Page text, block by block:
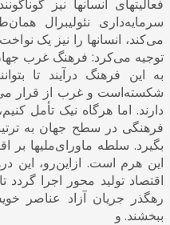
فعالیتهای انسانها نیز
سرمایه‌داری نئولیبرال
می‌کند، انسانها را نیز یک
توجیه می‌کرد: فرهنگ غرب
به این فرهنگ درآیند تا
شکسته‌است و غرب از قرار
دارند. اما هرگاه نیک تأمل
فرهنگی در سطح جهان به
بگیرد. سلطه ماورای‌ملیها بر
این هرم است. ازاین‌رو، این
اقتصاد تولید محور اجرا گردد
رهگذر جریان آزاد عناصر
ببخشند. و